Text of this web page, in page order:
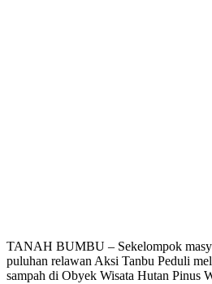
TANAH BUMBU – Sekelompok
puluhan relawan Aksi Tanbu Peduli
sampah di Obyek Wisata Hutan Pinus